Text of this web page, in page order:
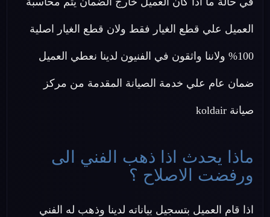
العميل علي قطع الغيار فقط ولان قطع الغيار اصلية
100% ولاننا واثقون في الفنيون لدينا نعطي العميل
ضمان عام علي خدمة الصيانة المقدمة من مركز
صيانة koldair
ماذا يحدث اذا ذهب الفني الى
ورفضت الاصلاح ؟
اذا قام العميل بتسجيل بياناته لدينا وذهب له الفني